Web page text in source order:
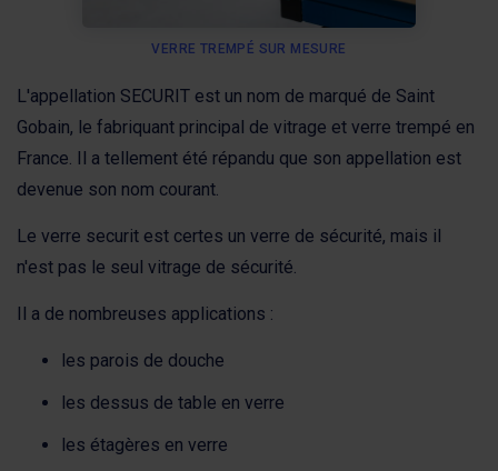
VERRE TREMPÉ SUR MESURE
L'appellation SECURIT est un nom de marqué de Saint
Gobain, le fabriquant principal de vitrage et verre trempé en
France. Il a tellement été répandu que son appellation est
devenue son nom courant.
Le verre securit est certes un verre de sécurité, mais il
n'est pas le seul vitrage de sécurité.
Il a de nombreuses applications :
les parois de douche
les dessus de table en verre
les étagères en verre